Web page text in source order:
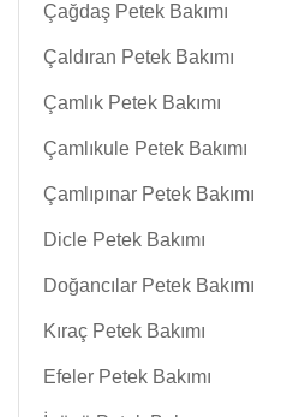
Çağdaş Petek Bakımı
Çaldıran Petek Bakımı
Çamlık Petek Bakımı
Çamlıkule Petek Bakımı
Çamlıpınar Petek Bakımı
Dicle Petek Bakımı
Doğancılar Petek Bakımı
Kıraç Petek Bakımı
Efeler Petek Bakımı